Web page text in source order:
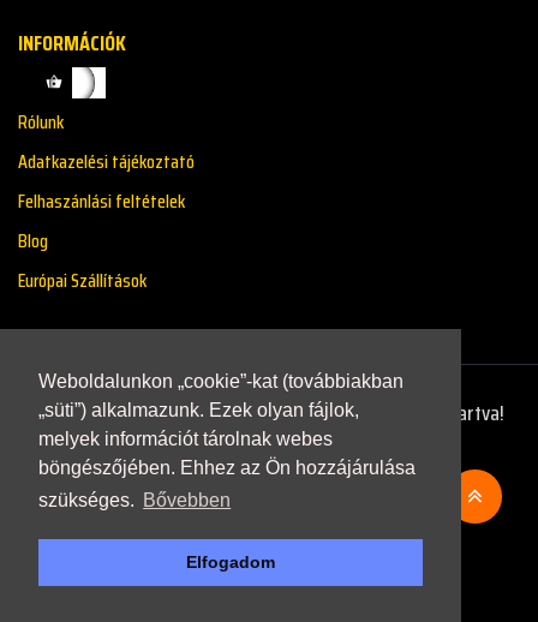
Weboldalunkon „cookie”-kat (továbbiakban
„süti”) alkalmazunk. Ezek olyan fájlok,
melyek információt tárolnak webes
böngészőjében. Ehhez az Ön hozzájárulása
szükséges. Bővebben
Elfogadom
INFORMÁCIÓK
Rólunk
Adatkazelési tájékoztató
Felhaszánlási feltételek
Blog
Európai Szállítások
Copyright © 2021 - Renaultstore.hu - Minden Jog Fenntartva!